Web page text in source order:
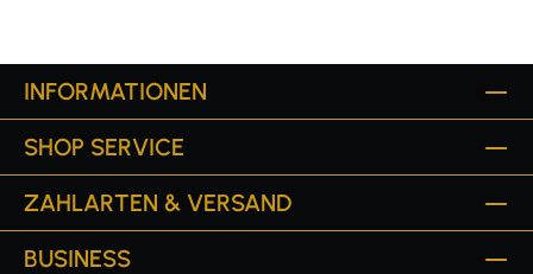
INFORMATIONEN
SHOP SERVICE
ZAHLARTEN & VERSAND
BUSINESS